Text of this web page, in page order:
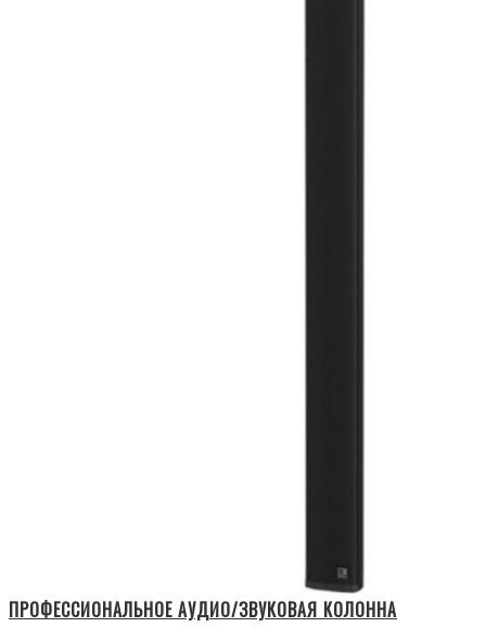
ПРОФЕССИОНАЛЬНОЕ АУДИО/ЗВУКОВАЯ КОЛОННА